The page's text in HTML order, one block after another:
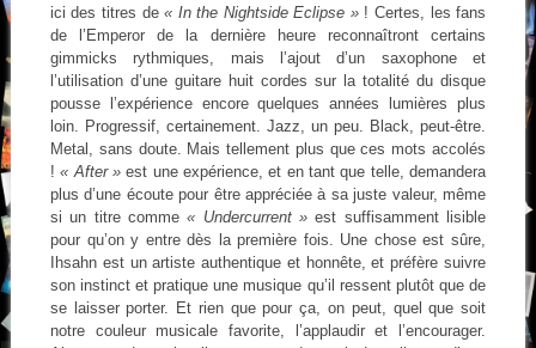
ici des titres de« In the Nightside Eclipse »! Certes, les fans
de l’Emperor de la dernière heure reconnaîtront certains
gimmicks rythmiques, mais l’ajout d’un saxophone et
l’utilisation d’une guitare huit cordes sur la totalité du disque
pousse l’expérience encore quelques années lumières plus
loin. Progressif, certainement. Jazz, un peu. Black, peut-être.
Metal, sans doute. Mais tellement plus que ces mots accolés
!« After »est une expérience, et en tant que telle, demandera
plus d’une écoute pour être appréciée à sa juste valeur, même
si un titre comme« Undercurrent » est suffisamment lisible
pour qu’on y entre dès la première fois. Une chose est sûre,
Ihsahn est un artiste authentique et honnête, et préfère suivre
son instinct et pratique une musique qu’il ressent plutôt que de
se laisser porter. Et rien que pour ça, on peut, quel que soit
notre couleur musicale favorite, l’applaudir et l’encourager.